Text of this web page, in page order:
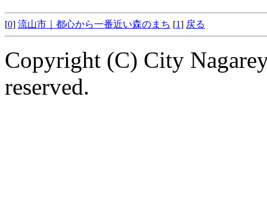
[0] 流山市｜都心から一番近い森のまち [1] 戻る
Copyright (C) City
reserved.